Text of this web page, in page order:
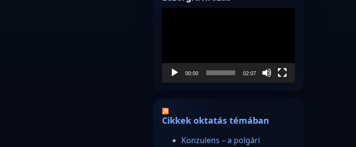
00:00 02:07
Cikkek oktatás témában
Konzulens – a polgári